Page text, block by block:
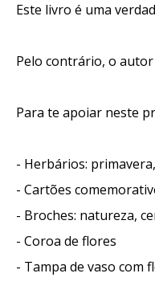
Este livro é uma
Pelo contrário, o
Para te apoiar neste
- Herbários:
- Cartões
- Broches: natureza,
- Coroa de flores
- Tampa de vaso com